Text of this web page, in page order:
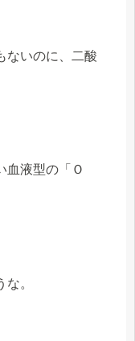
ないのに、二酸
血液型の「Ｏ
。